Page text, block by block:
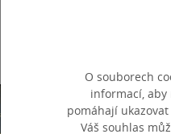
O souborech
informací, aby
pomáhají
Váš souhlas